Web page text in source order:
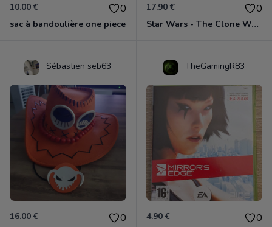
10.00 € 0
sac à bandoulière one piece
17.90 € 0
Star Wars - The Clone Wars - Les Héros De La République Xbox 360
Sébastien seb63
16.00 € 0
TheGamingR83
4.90 € 0